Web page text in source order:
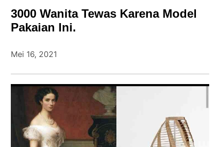
Kriminal
Peristiwa
Daerah
Politik
Lifestyle
Olahraga
Internasional
3000 Wanita Tewas Karena Model
Pakaian Ini.
Mei 16, 2021